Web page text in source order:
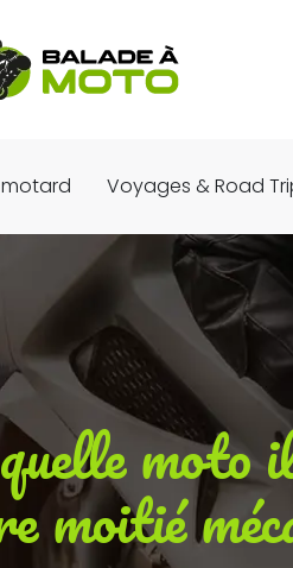
Voyages & Road
moto
moitié